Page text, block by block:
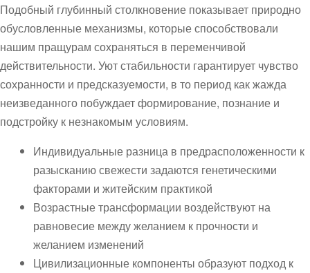
Подобный глубинный столкновение показывает природно
обусловленные механизмы, которые способствовали
нашим пращурам сохраняться в переменчивой
действительности. Уют стабильности гарантирует чувство
сохранности и предсказуемости, в то период как жажда
неизведанного побуждает формирование, познание и
подстройку к незнакомым условиям.
Индивидуальные разница в предрасположенности к
разысканию свежести задаются генетическими
факторами и житейским практикой
Возрастные трансформации воздействуют на
равновесие между желанием к прочности и
желанием изменений
Цивилизационные компоненты образуют подход к